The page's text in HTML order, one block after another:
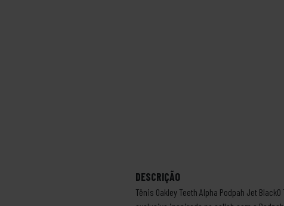
DESCRIÇÃO
Tênis Oakley Teeth Alpha Podpah Jet